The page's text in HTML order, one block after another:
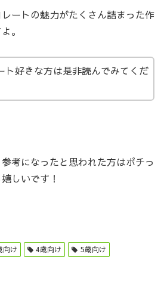
ートの魅力がたくさん詰まった作
。
ト好きな方は是非読んでみてくだ
考になったと思われた方はポチっ
しいです！
向け 4歳向け
5歳向け